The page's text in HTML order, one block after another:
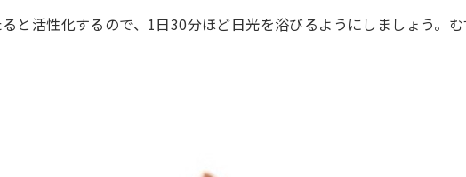
と活性化するので、1日30分ほど日光を浴びるようにしましょう。